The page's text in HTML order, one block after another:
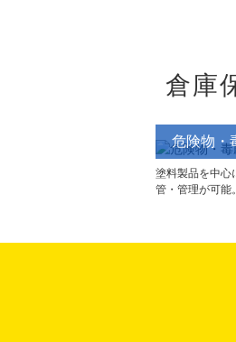
倉庫
危険物・
塗料製品を中心
管・管理が可能。